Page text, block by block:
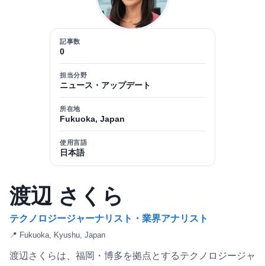
記事数
0
担当分野
ニュース・アップデート
所在地
Fukuoka, Japan
使用言語
日本語
渡辺 さくら
テクノロジージャーナリスト・業界アナリスト
📍 Fukuoka, Kyushu, Japan
渡辺さくらは、福岡・博多を拠点とするテクノロジージャ